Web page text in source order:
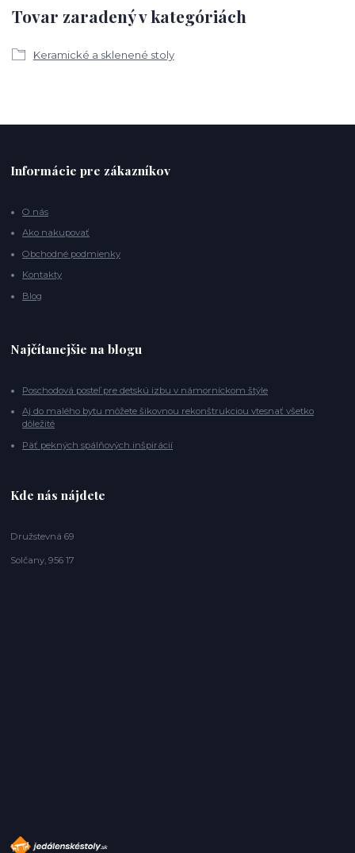
Tovar zaradený v kategóriách
Keramické a sklenené stoly
Informácie pre zákazníkov
O nás
Ako nakupovať
Obchodné podmienky
Kontakty
Blog
Najčítanejšie na blogu
Poschodová posteľ pre detskú izbu v námorníckom štýle
Aj do malého bytu môžete šikovnou rekonštrukciou vtesnať všetko
dôležité
Päť pekných spálňových inšpirácií
Kde nás nájdete
Družstevná 69
Solčany, 956 17